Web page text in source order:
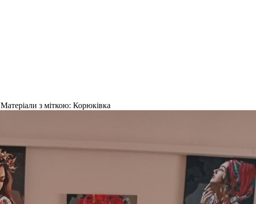
Матеріали з міткою: Корюківка